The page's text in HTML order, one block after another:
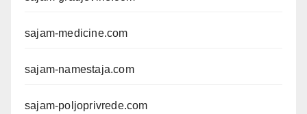
sajam-medicine.com
sajam-namestaja.com
sajam-poljoprivrede.com